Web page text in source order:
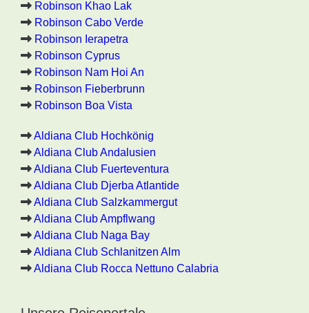
Robinson Khao Lak
Robinson Cabo Verde
Robinson Ierapetra
Robinson Cyprus
Robinson Nam Hoi An
Robinson Fieberbrunn
Robinson Boa Vista
Aldiana Club Hochkönig
Aldiana Club Andalusien
Aldiana Club Fuerteventura
Aldiana Club Djerba Atlantide
Aldiana Club Salzkammergut
Aldiana Club Ampflwang
Aldiana Club Naga Bay
Aldiana Club Schlanitzen Alm
Aldiana Club Rocca Nettuno Calabria